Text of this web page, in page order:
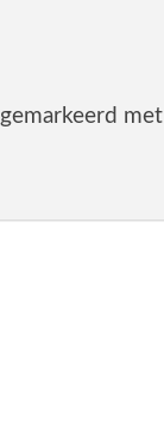
met